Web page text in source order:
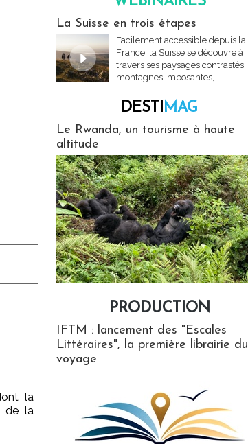
la
de la
La Suisse en trois étapes
Facilement accessible depuis la
France, la Suisse se découvre à
travers ses paysages contrastés,
montagnes imposantes,...
DESTIMAG
Le Rwanda, un tourisme à haute
altitude
PRODUCTION
IFTM : lancement des "Escales
Littéraires", la première librairie du
voyage